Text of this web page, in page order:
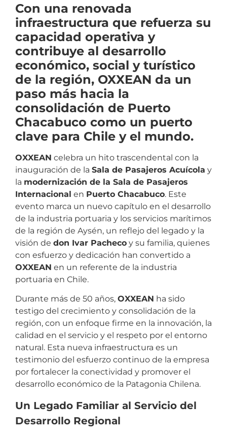
Con una renovada
infraestructura que refuerza su
capacidad operativa y
contribuye al desarrollo
económico, social y turístico
de la región, OXXEAN da un
paso más hacia la
consolidación de Puerto
Chacabuco como un puerto
clave para Chile y el mundo.
OXXEAN celebra un hito trascendental con la
inauguración de la Sala de Pasajeros Acuícola y
la modernización de la Sala de Pasajeros
Internacional en Puerto Chacabuco. Este
evento marca un nuevo capítulo en el desarrollo
de la industria portuaria y los servicios marítimos
de la región de Aysén, un reflejo del legado y la
visión de don Ivar Pacheco y su familia, quienes
con esfuerzo y dedicación han convertido a
OXXEAN en un referente de la industria
portuaria en Chile.
Durante más de 50 años, OXXEAN ha sido
testigo del crecimiento y consolidación de la
región, con un enfoque firme en la innovación, la
calidad en el servicio y el respeto por el entorno
natural. Esta nueva infraestructura es un
testimonio del esfuerzo continuo de la empresa
por fortalecer la conectividad y promover el
desarrollo económico de la Patagonia Chilena.
Un Legado Familiar al Servicio del
Desarrollo Regional